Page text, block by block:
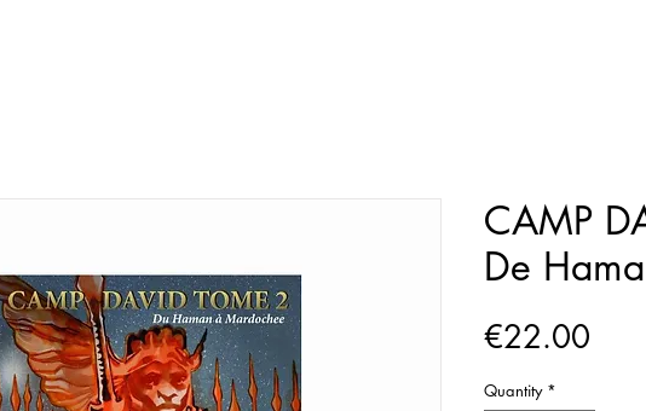
CAMP
De
€22.00
Quantity *